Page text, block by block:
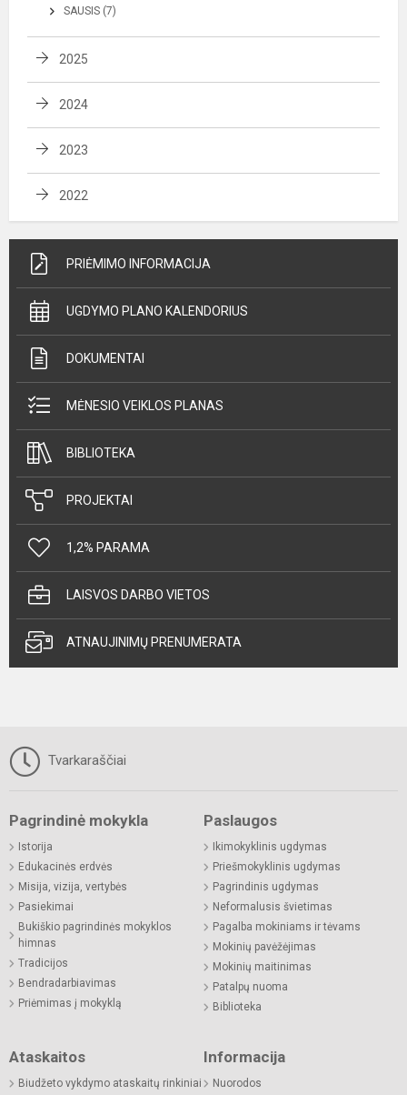
SAUSIS (7)
2025
2024
2023
2022
PRIĖMIMO INFORMACIJA
UGDYMO PLANO KALENDORIUS
DOKUMENTAI
MĖNESIO VEIKLOS PLANAS
BIBLIOTEKA
PROJEKTAI
1,2% PARAMA
LAISVOS DARBO VIETOS
ATNAUJINIMŲ PRENUMERATA
Tvarkaraščiai
Pagrindinė mokykla
Istorija
Edukacinės erdvės
Misija, vizija, vertybės
Pasiekimai
Bukiškio pagrindinės mokyklos
himnas
Tradicijos
Bendradarbiavimas
Priėmimas į mokyklą
Paslaugos
Ikimokyklinis ugdymas
Priešmokyklinis ugdymas
Pagrindinis ugdymas
Neformalusis švietimas
Pagalba mokiniams ir tėvams
Mokinių pavėžėjimas
Mokinių maitinimas
Patalpų nuoma
Biblioteka
Ataskaitos
Biudžeto vykdymo ataskaitų rinkiniai
Informacija
Nuorodos